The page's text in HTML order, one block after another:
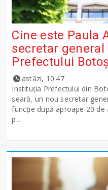
Cine este Paula
secretar
Prefectului
astăzi, 10:47
Instituția Prefectului din
seară, un nou secretar
funcție după aproape 20
p...